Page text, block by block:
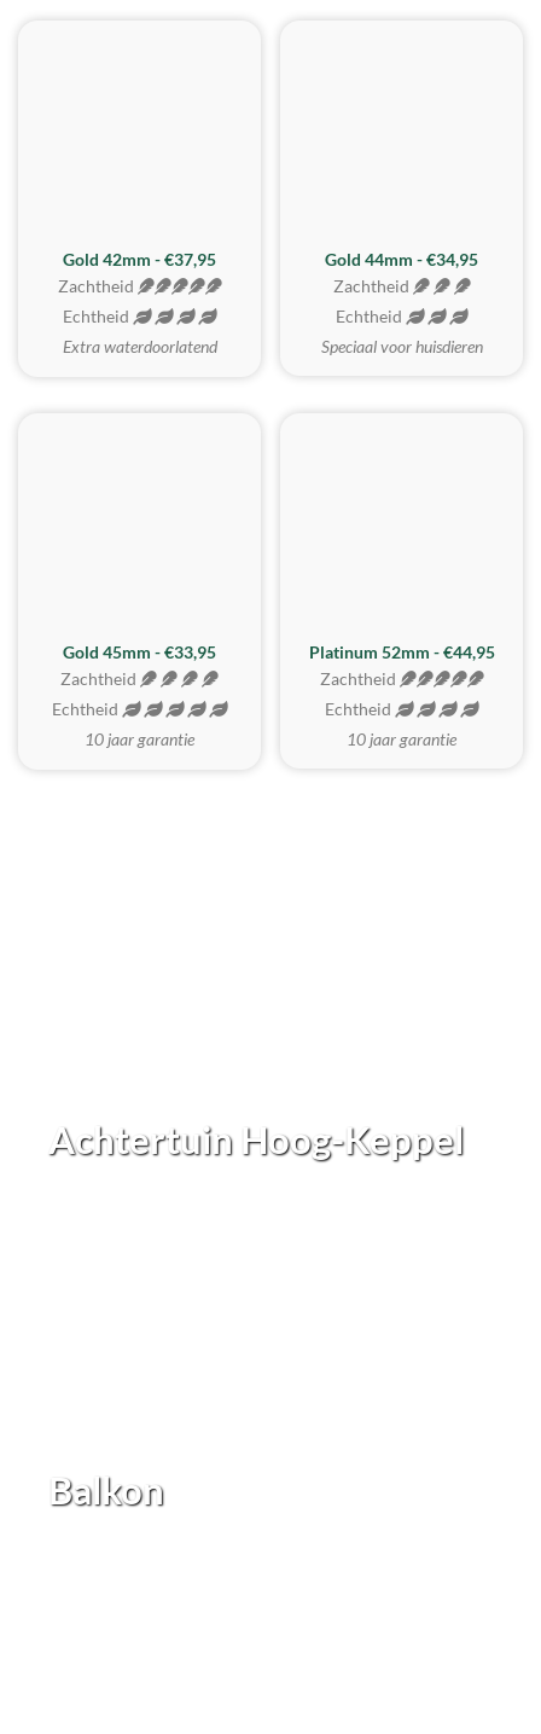
ZACHTSTE
Gold 42mm - €37,95
Zachtheid
Echtheid
Extra waterdoorlatend
Gold 44mm - €34,95
Zachtheid
Echtheid
Speciaal voor huisdieren
REALISTISCH
Gold 45mm - €33,95
Zachtheid
Echtheid
10 jaar garantie
ZACHTSTE
Platinum 52mm - €44,95
Zachtheid
Echtheid
10 jaar garantie
Achtertuin Hoog-Keppel
Balkon